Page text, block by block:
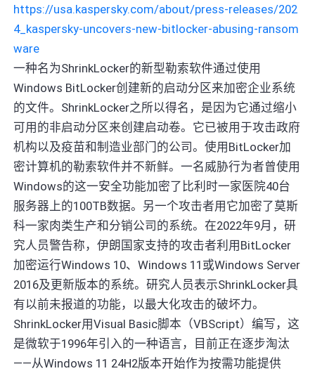
https://usa.kaspersky.com/about/press-releases/202
4_kaspersky-uncovers-new-bitlocker-abusing-ransom
ware
一种名为ShrinkLocker的新型勒索软件通过使用
Windows BitLocker创建新的启动分区来加密企业系统
的文件。ShrinkLocker之所以得名，是因为它通过缩小
可用的非启动分区来创建启动卷。它已被用于攻击政府
机构以及疫苗和制造业部门的公司。使用BitLocker加
密计算机的勒索软件并不新鲜。一名威胁行为者曾使用
Windows的这一安全功能加密了比利时一家医院40台
服务器上的100TB数据。另一个攻击者用它加密了莫斯
科一家肉类生产和分销公司的系统。在2022年9月，研
究人员警告称，伊朗国家支持的攻击者利用BitLocker
加密运行Windows 10、Windows 11或Windows Server
2016及更新版本的系统。研究人员表示ShrinkLocker具
有以前未报道的功能，以最大化攻击的破坏力。
ShrinkLocker用Visual Basic脚本（VBScript）编写，这
是微软于1996年引入的一种语言，目前正在逐步淘汰
——从Windows 11 24H2版本开始作为按需功能提供